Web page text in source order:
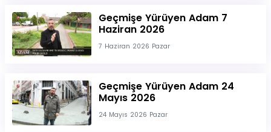
Geçmişe Yürüyen Adam 7
Haziran 2026
7 Haziran 2026 Pazar
Geçmişe Yürüyen Adam 24
Mayıs 2026
24 Mayıs 2026 Pazar